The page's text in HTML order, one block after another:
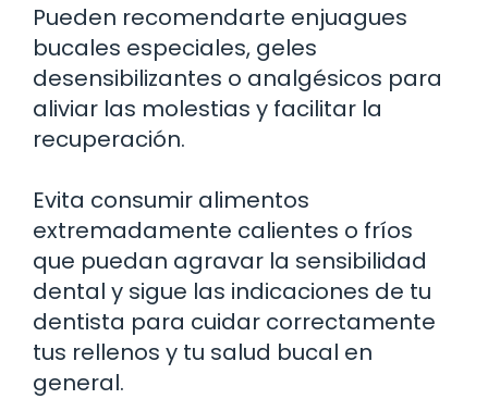
Pueden recomendarte enjuagues
bucales especiales, geles
desensibilizantes o analgésicos para
aliviar las molestias y facilitar la
recuperación.
Evita consumir alimentos
extremadamente calientes o fríos
que puedan agravar la sensibilidad
dental y sigue las indicaciones de tu
dentista para cuidar correctamente
tus rellenos y tu salud bucal en
general.